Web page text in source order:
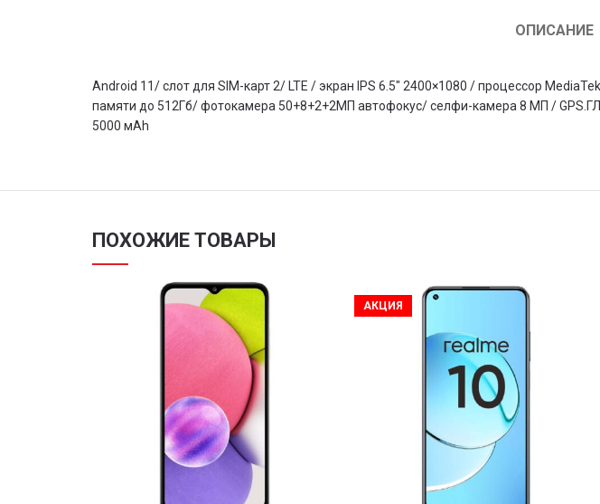
ОПИСАНИЕ
Android 11/ слот для SIM-карт 2/ LTE / экран IPS 6.5″ 2400×1080 / процессор
памяти до 512Гб/ фотокамера 50+8+2+2МП автофокус/ селфи-камера 8 МП /
5000 мАh
ПОХОЖИЕ ТОВАРЫ
АКЦИЯ